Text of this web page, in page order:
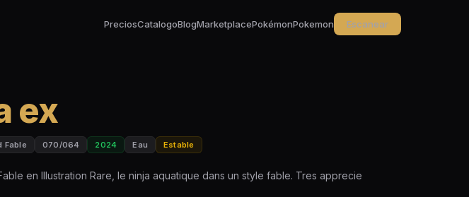
PreciosCatalogoBlogMarketplacePokémonPokemon Escanear
ex
Fable 070/064 2024 Eau Estable
en Illustration Rare, le ninja aquatique dans un style fable. Tres apprecie